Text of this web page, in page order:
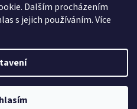
Dalším procházením
s jejich používáním. Více
Shoptet
. Všechna práva vyhrazena.